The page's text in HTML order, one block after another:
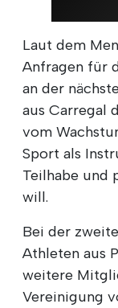
Laut dem
Anfragen für
an der
aus Carregal
vom
Sport als
Teilhabe und
will.
Bei der
Athleten aus
weitere
Vereinigung